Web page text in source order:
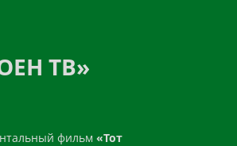
ТВ»
фильм «Тот